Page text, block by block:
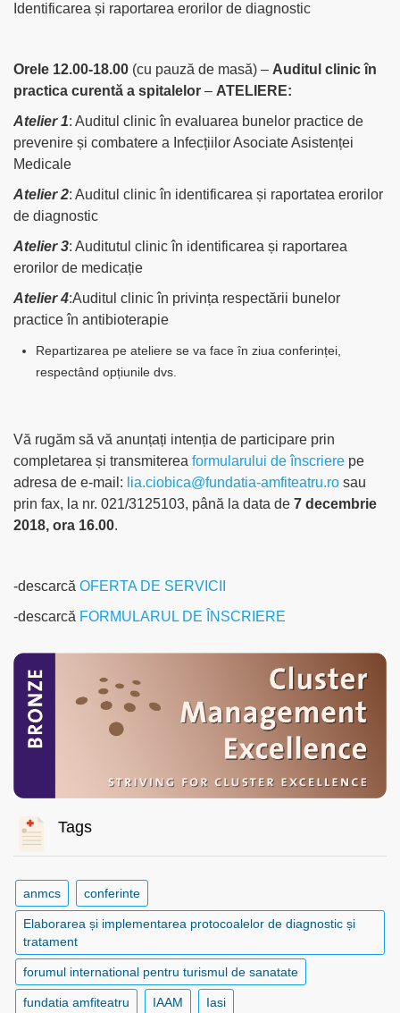
Identificarea și raportarea erorilor de diagnostic
Orele 12.00-18.00 (cu pauză de masă) – Auditul clinic în
practica curentă a spitalelor – ATELIERE:
Atelier 1: Auditul clinic în evaluarea bunelor practice de
prevenire și combatere a Infecțiilor Asociate Asistenței
Medicale
Atelier 2: Auditul clinic în identificarea și raportatea erorilor
de diagnostic
Atelier 3: Auditutul clinic în identificarea și raportarea
erorilor de medicație
Atelier 4:Auditul clinic în privința respectării bunelor
practice în antibioterapie
Repartizarea pe ateliere se va face în ziua conferinței,
respectând opțiunile dvs.
Vă rugăm să vă anunțați intenția de participare prin
completarea și transmiterea formularului de înscriere pe
adresa de e-mail: lia.ciobica@fundatia-amfiteatru.ro sau
prin fax, la nr. 021/3125103, până la data de 7 decembrie
2018, ora 16.00.
-descarcă OFERTA DE SERVICII
-descarcă FORMULARUL DE ÎNSCRIERE
Tags
anmcs conferinte
Elaborarea și implementarea protocoalelor de diagnostic și
tratament
forumul international pentru turismul de sanatate
fundatia amfiteatru IAAM Iasi